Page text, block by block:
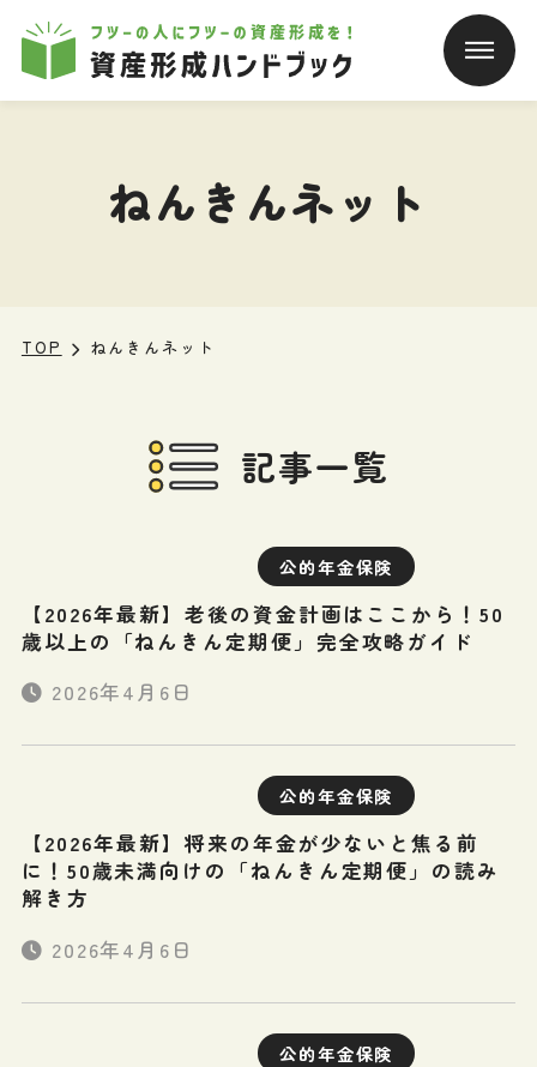
本文へ移動
ねんきんネット
TOP ねんきんネット
記事一覧
公的年金保険
【2026年最新】老後の資金計画はここから！50
歳以上の「ねんきん定期便」完全攻略ガイド
2026年4月6日
公的年金保険
【2026年最新】将来の年金が少ないと焦る前
に！50歳未満向けの「ねんきん定期便」の読み
解き方
2026年4月6日
公的年金保険